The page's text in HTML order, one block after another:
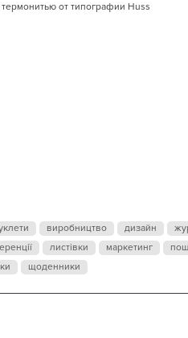
от типографии Huss
виробництво дизайн
листівки маркетинг
щоденники